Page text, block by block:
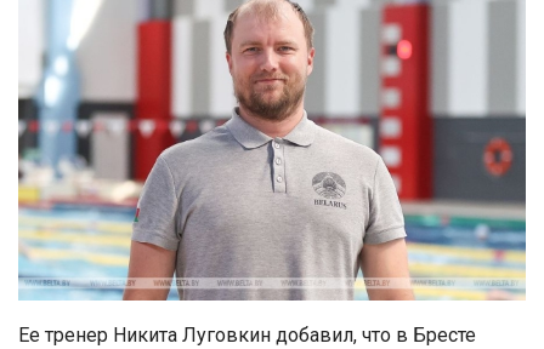
Ее тренер Никита Луговкин добавил, что в Бресте